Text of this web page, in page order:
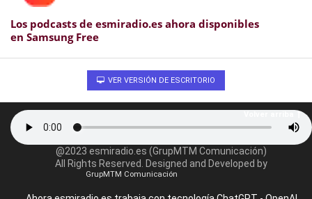
Los podcasts de esmiradio.es ahora disponibles
en Samsung Free
VER VERSIÓN DE ESCRITORIO
@2023 esmiradio.es (GrupMTM Comunicación)
All Rights Reserved. Designed and Developed by
GrupMTM Comunicación